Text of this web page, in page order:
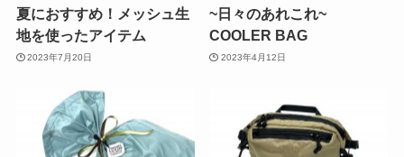
夏におすすめ！メッシュ生
地を使ったアイテム
2023年7月20日
~日々のあれこれ~
COOLER BAG
2023年4月12日